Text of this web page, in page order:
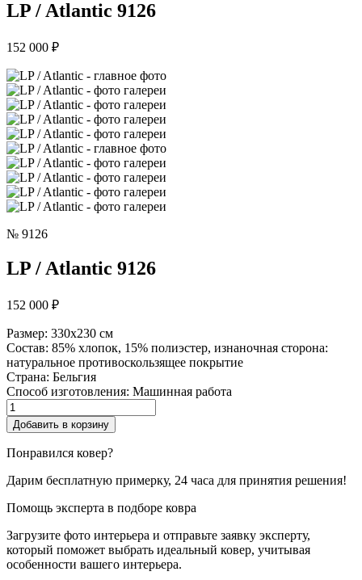
LP / Atlantic 9126
152 000 ₽
№ 9126
LP / Atlantic 9126
152 000 ₽
Размер: 330x230 см
Состав: 85% хлопок, 15% полиэстер, изнаночная сторона:
натуральное противоскользящее покрытие
Страна: Бельгия
Способ изготовления: Машинная работа
Количество
товара
LP
/
Atlantic
Добавить в корзину
Понравился ковер?
Дарим бесплатную примерку, 24 часа для принятия решения!
Помощь эксперта в подборе ковра
Загрузите фото интерьера и отправьте заявку эксперту,
который поможет выбрать идеальный ковер, учитывая
особенности вашего интерьера.